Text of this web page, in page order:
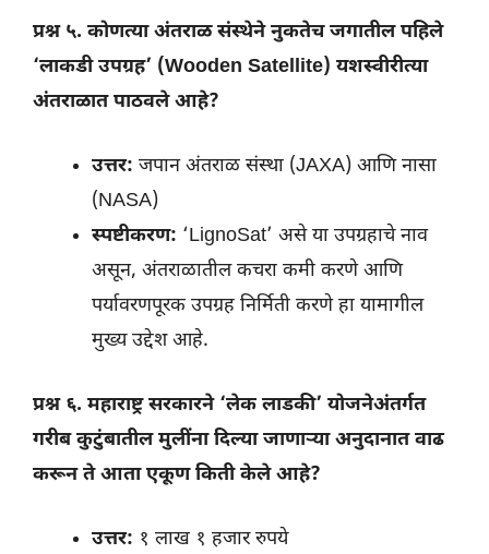
प्रश्न ५. कोणत्या अंतराळ संस्थेने नुकतेच जगातील पहिले
‘लाकडी उपग्रह’ (Wooden Satellite) यशस्वीरीत्या
अंतराळात पाठवले आहे?
उत्तर: जपान अंतराळ संस्था (JAXA) आणि नासा
(NASA)
स्पष्टीकरण: ‘LignoSat’ असे या उपग्रहाचे नाव
असून, अंतराळातील कचरा कमी करणे आणि
पर्यावरणपूरक उपग्रह निर्मिती करणे हा यामागील
मुख्य उद्देश आहे.
प्रश्न ६. महाराष्ट्र सरकारने ‘लेक लाडकी’ योजनेअंतर्गत
गरीब कुटुंबातील मुलींना दिल्या जाणाऱ्या अनुदानात वाढ
करून ते आता एकूण किती केले आहे?
उत्तर: १ लाख १ हजार रुपये